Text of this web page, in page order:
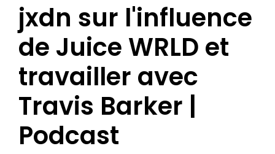
jxdn sur l'influence
de Juice WRLD et
travailler avec
Travis Barker |
Podcast